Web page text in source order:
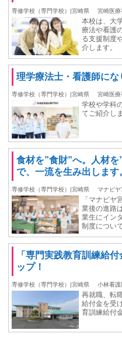
専修学校（専門学校）|宮崎県 宮崎医療
本校は、大
療法や看護
る支援制度
介します。
理学療法士・看護師にな
専修学校（専門学校）|宮崎県 宮崎医療
学校や学科
てご紹介し
食材を”食財”へ。人材
で、一流を生み出します
専修学校（専門学校）|宮崎県 マナビヤ
「マナビヤ
業後の進路
業生にイン
制度につい
「専門実践教育訓練給
ップ！
専修学校（専門学校）|宮崎県 小林看護
再就職、転
給付金を受
育訓練給付